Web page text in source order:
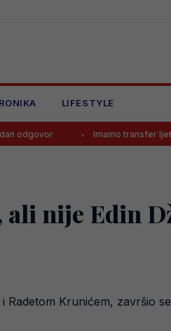
LIFESTYLE
Imamo transfer ljeta od
ali nije Edin
Radetom Krunićem, završio